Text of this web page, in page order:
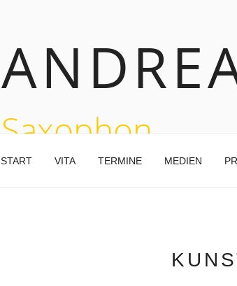
Saxophon
START VITA TERMINE MEDIEN